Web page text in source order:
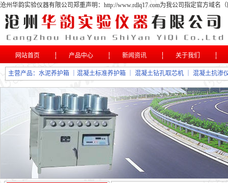
沧州华韵实验仪器有限公司郑重声明：http://www.rdlq17.com为我公司指定官方域名
网站首页 产品中心 新闻资讯 关于我们
主营产品： 水泥养护箱 混凝土标准养护箱 混凝土钻孔取芯机 混凝土抗渗